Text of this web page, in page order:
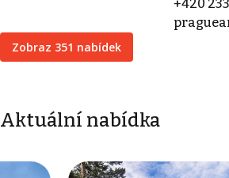
Zobraz 351 nabídek
+420
Aktuální nabídka